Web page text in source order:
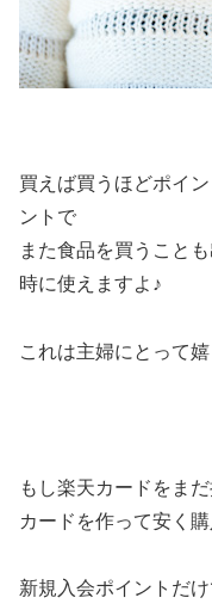
買えば買うほどポイ
ントで
また食品を買うこと
時に使えますよ♪
これは主婦にとって嬉
もし楽天カードをま
カードを作って安く
新規入会ポイントだ